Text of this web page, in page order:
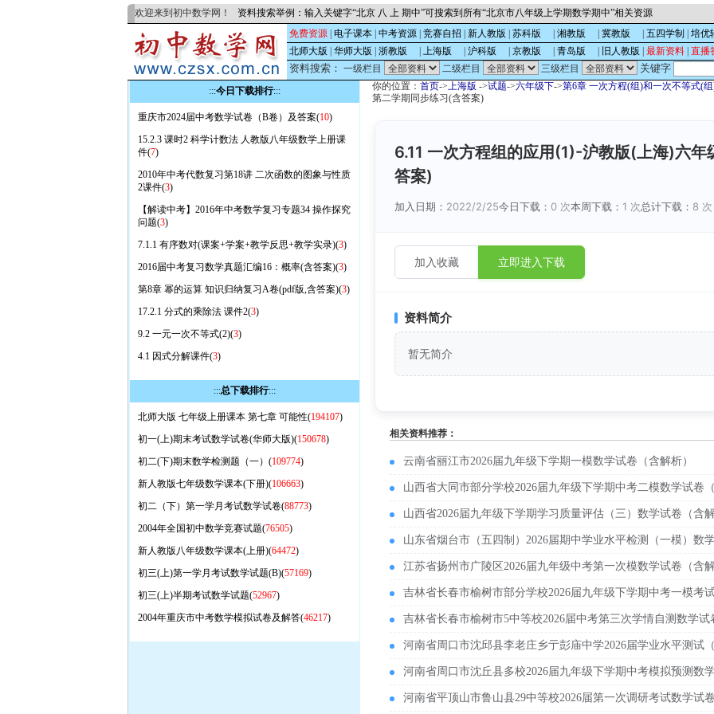
欢迎来到初中数学网！ 资料搜索举例：输入关键字“北京 八 上 期中”可搜索到所有“北京市八年级上学期数学期中”相关资源
免费资源 电子课本 中考资源 竞赛自招 新人教版 苏科版 湘教版 冀教版 五四学制
培优
北师大版
华师大版 浙教版 上海版 沪科版 京教版 青岛版 旧人教版 最新资料 直播
资料搜索： 一级栏目 二级栏目 三级栏目 关键字
:::今日下载排行:::
重庆市2024届中考数学试卷（B卷）及答案(10)
15.2.3 课时2 科学计数法 人教版八年级数学上册课
件(7)
2010年中考代数复习第18讲 二次函数的图象与性质
2课件(3)
【解读中考】2016年中考数学复习专题34 操作探究
问题(3)
7.1.1 有序数对(课案+学案+教学反思+教学实录)(3)
2016届中考复习数学真题汇编16：概率(含答案)(3)
第8章 幂的运算 知识归纳复习A卷(pdf版,含答案)(3)
17.2.1 分式的乘除法 课件2(3)
9.2 一元一次不等式(2)(3)
4.1 因式分解课件(3)
:::总下载排行:::
北师大版 七年级上册课本 第七章 可能性(194107)
初一(上)期末考试数学试卷(华师大版)(150678)
初二(下)期末数学检测题（一）(109774)
新人教版七年级数学课本(下册)(106663)
初二（下）第一学月考试数学试卷(88773)
2004年全国初中数学竞赛试题(76505)
新人教版八年级数学课本(上册)(64472)
初三(上)第一学月考试数学试题(B)(57169)
初三(上)半期考试数学试题(52967)
2004年重庆市中考数学模拟试卷及解答(46217)
你的位置： 首页->上海版 ->试题->六年级下->第6章 一次方程(组)和一次不等式(
第二学期同步练习(含答案)
6.11 一次方程组的应用(1)-沪教版(上海)六
答案)
加入日期： 2022/2/25今日下载： 0 次本周下载： 1 次总计下载： 8 次
加入收藏 立即进入下载
资料简介
暂无简介
相关资料推荐：
云南省丽江市2026届九年级下学期一模数学试卷（含解析）
山西省大同市部分学校2026届九年级下学期中考二模数学试卷
山西省2026届九年级下学期学习质量评估（三）数学试卷（含
山东省烟台市（五四制）2026届期中学业水平检测（一模）数
江苏省扬州市广陵区2026届九年级中考第一次模数学试卷（含
吉林省长春市榆树市部分学校2026届九年级下学期中考一模考
吉林省长春市榆树市5中等校2026届中考第三次学情自测数学试
河南省周口市沈邱县李老庄乡亍彭庙中学2026届学业水平测试
河南省周口市沈丘县多校2026届九年级下学期中考模拟预测数
河南省平顶山市鲁山县29中等校2026届第一次调研考试数学试